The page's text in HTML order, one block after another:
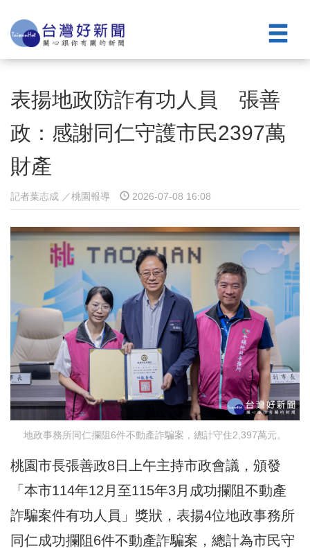
表揚地政防詐有功人員 張善
政：感謝同仁守護市民2397萬
財產
記者葉志成 ／桃園報導 2026-07-08 16:08
地政事務所同仁攔阻6件不動產詐騙案，總計守住2,397萬元。
桃園市長張善政8日上午主持市政會議，頒發
「本市114年12月至115年3月成功攔阻不動產
詐騙案件有功人員」獎狀，表揚4位地政事務所
同仁成功攔阻6件不動產詐騙案，總計為市民守